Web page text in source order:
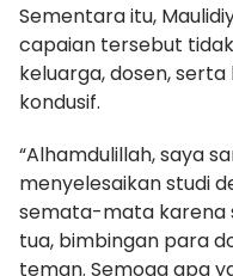
Sementara itu,
capaian tersebut
keluarga, dosen,
kondusif.
“Alhamdulillah, saya
menyelesaikan studi
semata-mata karena
tua, bimbingan para
teman. Semoga apa